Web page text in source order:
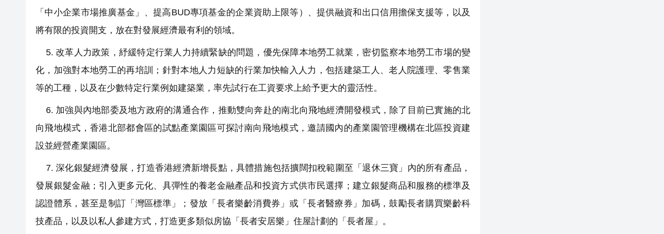
「中小企業市場推廣基金」、提高BUD專項基金的企業資助上限等）、提供融資和出口信用擔保支援等，以及
將有限的投資開支，放在對發展經濟最有利的領域。
5. 改革人力政策，紓緩特定行業人力持續緊缺的問題，優先保障本地勞工就業，密切監察本地勞工市場的變
化，加強對本地勞工的再培訓；針對本地人力短缺的行業加快輸入人力，包括建築工人、老人院護理、零售業
等的工種，以及在少數特定行業例如建築業，率先試行在工資要求上給予更大的靈活性。
6. 加強與內地部委及地方政府的溝通合作，推動雙向奔赴的南北向飛地經濟開發模式，除了目前已實施的北
向飛地模式，香港北部都會區的試點產業園區可探討南向飛地模式，邀請國內的產業園管理機構在北區投資建
設並經營產業園區。
7. 深化銀髮經濟發展，打造香港經濟新增長點，具體措施包括擴闊扣稅範圍至「退休三寶」內的所有產品，
發展銀髮金融；引入更多元化、具彈性的養老金融產品和投資方式供市民選擇；建立銀髮商品和服務的標準及
認證體系，甚至是制訂「灣區標準」；發放「長者樂齡消費券」或「長者醫療券」加碼，鼓勵長者購買樂齡科
技產品，以及以私人參建方式，打造更多類似房協「長者安居樂」住屋計劃的「長者屋」。